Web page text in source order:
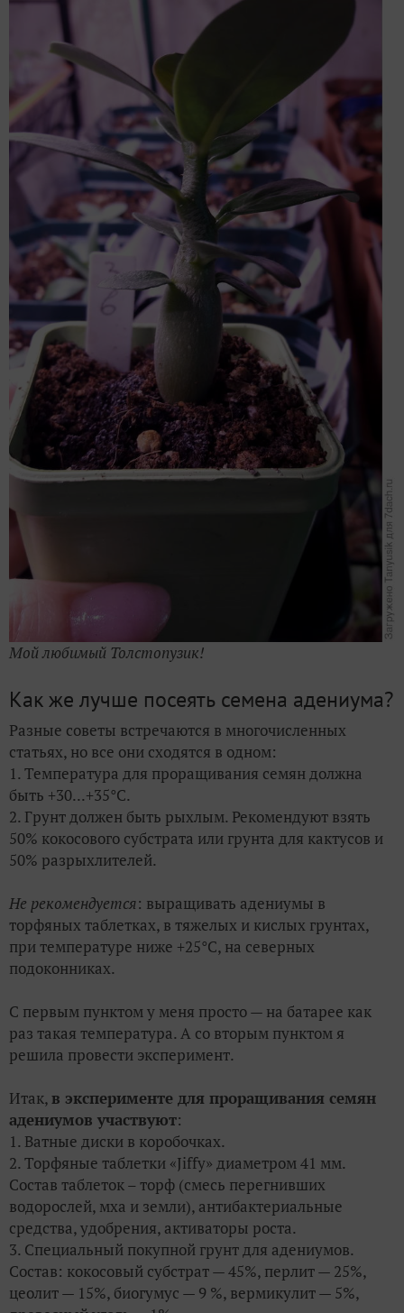
Мой любимый Толстопузик!
Как же лучше посеять семена адениума?
Разные советы встречаются в многочисленных
статьях, но все они сходятся в одном:
1. Температура для проращивания семян должна
быть +30...+35°С.
2. Грунт должен быть рыхлым. Рекомендуют взять
50% кокосового субстрата или грунта для кактусов и
50% разрыхлителей.
Не рекомендуется: выращивать адениумы в
торфяных таблетках, в тяжелых и кислых грунтах,
при температуре ниже +25°С, на северных
подоконниках.
С первым пунктом у меня просто — на батарее как
раз такая температура. А со вторым пунктом я
решила провести эксперимент.
Итак,в эксперименте для проращивания семян
адениумов участвуют:
1. Ватные диски в коробочках.
2. Торфяные таблетки «Jiffy» диаметром 41 мм.
Состав таблеток – торф (смесь перегнивших
водорослей, мха и земли), антибактериальные
средства, удобрения, активаторы роста.
3. Специальный покупной грунт для адениумов.
Состав: кокосовый субстрат — 45%, перлит — 25%,
цеолит — 15%, биогумус — 9 %, вермикулит — 5%,